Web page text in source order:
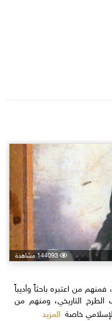
144093 مشاهدة
من اعتبره باحثاً وأديباً
التاريخي، ومنهم من
الإسلامي خاصةالمزيد